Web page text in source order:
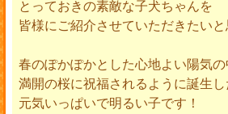
とっておきの素敵な子犬ちゃんを
皆様にご紹介させていただきたいと
春のぽかぽかとした心地よい陽気の
満開の桜に祝福されるように誕生し
元気いっぱいで明るい子です！